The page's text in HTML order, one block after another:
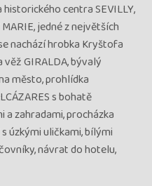
centra SEVILLY,
jedné z největších
nachází hrobka Kryštofa
GIRALDA, bývalý
město, prohlídka
s bohatě
zahradami, procházka
úzkými uličkami, bílými
návrat do hotelu,